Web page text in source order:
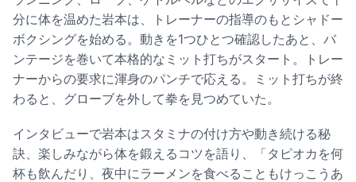
分に体を温めた岩本は、トレーナーの指導のもとシャドー
ボクシングを始める。動きを1つひとつ確認したあと、バ
ンテージを巻いて本格的なミット打ちがスタート。トレー
ナーからの要求に渾身のパンチで応える。ミット打ちが終
わると、グローブを外して拳を見つめていた。
インタビューで岩本はスタミナの付け方や動き続ける秘
訣、楽しみながら体を鍛えるコツを語り、「タピオカを何
杯も飲んだり、夜中にラーメンを食べることもけっこうあ